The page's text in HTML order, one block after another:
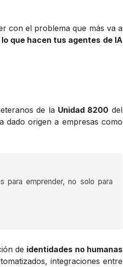
con el problema que más va a
que hacen tus agentes de IA
de la Unidad 8200 del
origen a empresas como
para emprender, no solo para
de identidades no humanas
integraciones entre